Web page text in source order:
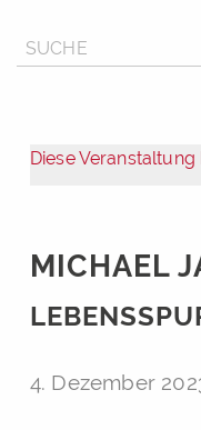
Diese
MICHAEL
4. Dezember